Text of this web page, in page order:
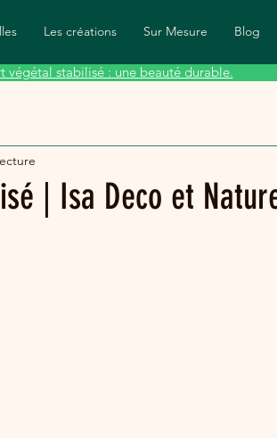
Les créations Sur Mesure Blog
| Isa Deco et
végétal stabilisé : une beauté durable.